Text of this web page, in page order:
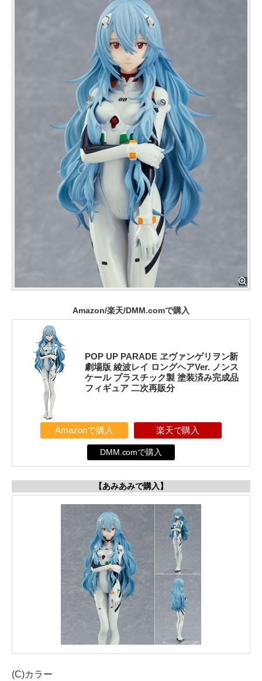
Amazon/楽天/DMM.comで購入
POP UP PARADE ヱヴァンゲリヲン新
劇場版 綾波レイ ロングヘアVer. ノンス
ケール プラスチック製 塗装済み完成品
フィギュア 二次再販分
Amazonで購入 楽天で購入
DMM.comで購入
【あみあみで購入】
(C)カラー